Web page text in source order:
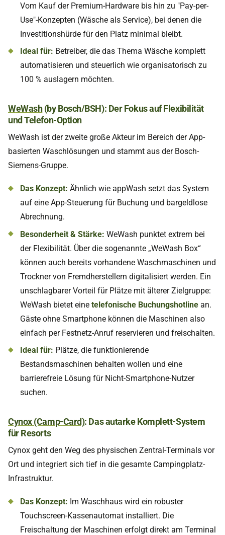
Vom Kauf der Premium-Hardware bis hin zu "Pay-per-
Use"-Konzepten (Wäsche als Service), bei denen die
Investitionshürde für den Platz minimal bleibt.
Ideal für: Betreiber, die das Thema Wäsche komplett
automatisieren und steuerlich wie organisatorisch zu
100 % auslagern möchten.
WeWash(by Bosch/BSH): Der Fokus auf Flexibilität
und Telefon-Option
WeWash ist der zweite große Akteur im Bereich der App-
basierten Waschlösungen und stammt aus der Bosch-
Siemens-Gruppe.
Das Konzept: Ähnlich wie appWash setzt das System
auf eine App-Steuerung für Buchung und bargeldlose
Abrechnung.
Besonderheit & Stärke: WeWash punktet extrem bei
der Flexibilität. Über die sogenannte „WeWash Box“
können auch bereits vorhandene Waschmaschinen und
Trockner von Fremdherstellern digitalisiert werden. Ein
unschlagbarer Vorteil für Plätze mit älterer Zielgruppe:
WeWash bietet eine telefonische Buchungshotline an.
Gäste ohne Smartphone können die Maschinen also
einfach per Festnetz-Anruf reservieren und freischalten.
Ideal für: Plätze, die funktionierende
Bestandsmaschinen behalten wollen und eine
barrierefreie Lösung für Nicht-Smartphone-Nutzer
suchen.
Cynox (Camp-Card): Das autarke Komplett-System
für Resorts
Cynox geht den Weg des physischen Zentral-Terminals vor
Ort und integriert sich tief in die gesamte Campingplatz-
Infrastruktur.
Das Konzept: Im Waschhaus wird ein robuster
Touchscreen-Kassenautomat installiert. Die
Freischaltung der Maschinen erfolgt direkt am Terminal